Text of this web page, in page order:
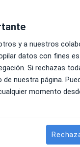
Esta dirección no
Ver direcciones
y a nuestros
datos con fines
Si rechazas
nuestra página.
momento